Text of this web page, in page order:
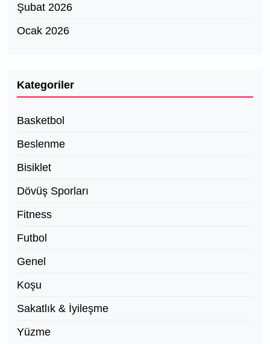
Şubat 2026
Ocak 2026
Kategoriler
Basketbol
Beslenme
Bisiklet
Dövüş Sporları
Fitness
Futbol
Genel
Koşu
Sakatlık & İyileşme
Yüzme